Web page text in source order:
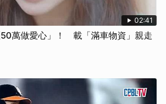
02:41
萬做愛心」！ 載「滿車物資」親走